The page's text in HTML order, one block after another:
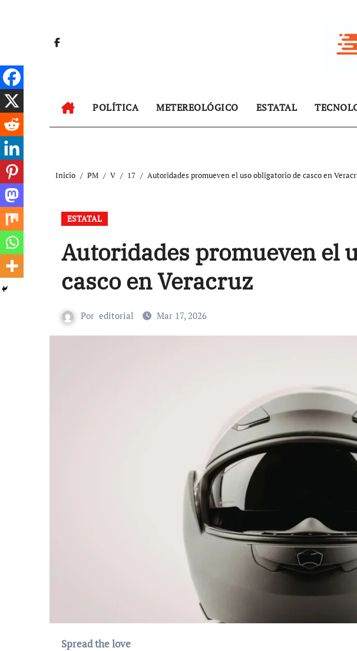
POLÍTICA METEREOLÓGICO ESTATAL
Inicio PM V 17 Autoridades promueven el uso obligatorio de casco en
ESTATAL
Autoridades promueven el
casco en Veracruz
Por editorial Mar 17, 2026
Spread the love